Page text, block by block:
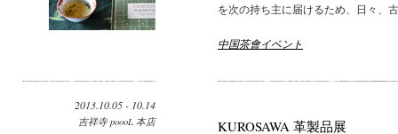
を次の持ち主に届けるため、日々、
中国茶會イベント
2013.10.05 - 10.14
吉祥寺 poooL 本店 KUROSAWA 革製品展